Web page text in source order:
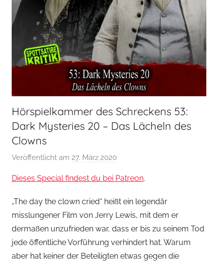
Hörspielkammer des Schreckens 53:
Dark Mysteries 20 – Das Lächeln des
Clowns
Veröffentlicht am 27. März 2020
n
e
r
s
p
Dieses Special findest du bei Patreon.
„The day the clown cried“ heißt ein legendär
misslungener Film von Jerry Lewis, mit dem er
dermaßen unzufrieden war, dass er bis zu seinem Tod
jede öffentliche Vorführung verhindert hat. Warum
aber hat keiner der Beteiligten etwas gegen die